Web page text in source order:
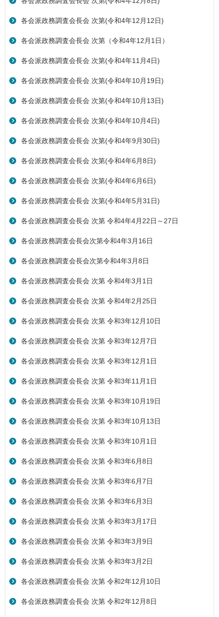
各会派政務調査会長会 次第(令和4年12月12日)
各会派政務調査会長会 次第（令和4年12月1日）
各会派政務調査会長会 次第(令和4年11月4日)
各会派政務調査会長会 次第(令和4年10月19日)
各会派政務調査会長会 次第(令和4年10月13日)
各会派政務調査会長会 次第(令和4年10月4日)
各会派政務調査会長会 次第(令和4年9月30日)
各会派政務調査会長会 次第(令和4年6月8日)
各会派政務調査会長会 次第(令和4年6月6日)
各会派政務調査会長会 次第(令和4年5月31日)
各会派政務調査会長会 次第 令和4年4月22日～27日
各会派政務調査会長会次第令和4年3月16日
各会派政務調査会長会次第令和4年3月8日
各会派政務調査会長会 次第 令和4年3月1日
各会派政務調査会長会 次第 令和4年2月25日
各会派政務調査会長会 次第 令和3年12月10日
各会派政務調査会長会 次第 令和3年12月7日
各会派政務調査会長会 次第 令和3年12月1日
各会派政務調査会長会 次第 令和3年11月1日
各会派政務調査会長会 次第 令和3年10月19日
各会派政務調査会長会 次第 令和3年10月13日
各会派政務調査会長会 次第 令和3年10月1日
各会派政務調査会長会 次第 令和3年6月8日
各会派政務調査会長会 次第 令和3年6月7日
各会派政務調査会長会 次第 令和3年6月3日
各会派政務調査会長会 次第 令和3年3月17日
各会派政務調査会長会 次第 令和3年3月9日
各会派政務調査会長会 次第 令和3年3月2日
各会派政務調査会長会 次第 令和2年12月10日
各会派政務調査会長会 次第 令和2年12月8日